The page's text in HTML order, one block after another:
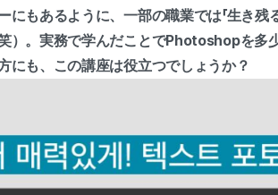
もあるように、一部の職業では「生き残
）。実務で学んだことでPhotoshopを多
にも、この講座は役立つでしょうか？